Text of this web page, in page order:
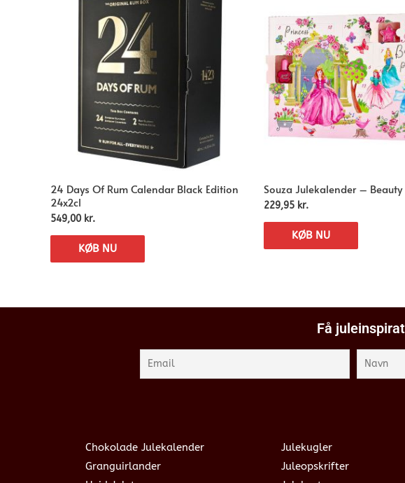
24 Days Of Rum Calendar Black Edition
24x2cl
549,00 kr.
KØB NU
Souza Julekalender –
229,95 kr.
KØB NU
Få
Chokolade Julekalender
Granguirlander
Julekugler
Juleopskrifter